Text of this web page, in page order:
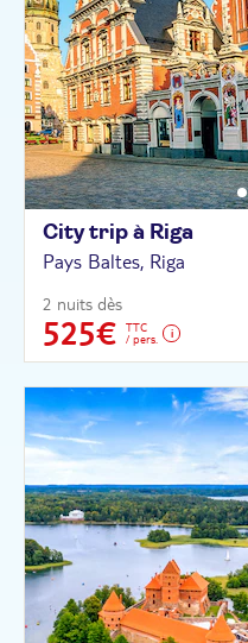
City trip à Riga
Pays Baltes, Riga
2 nuits dès
525€
TTC
/ pers.